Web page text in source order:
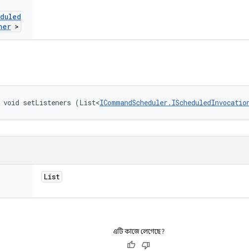
>
void setListeners (List<
List
এটি কাজে লেগেছে?